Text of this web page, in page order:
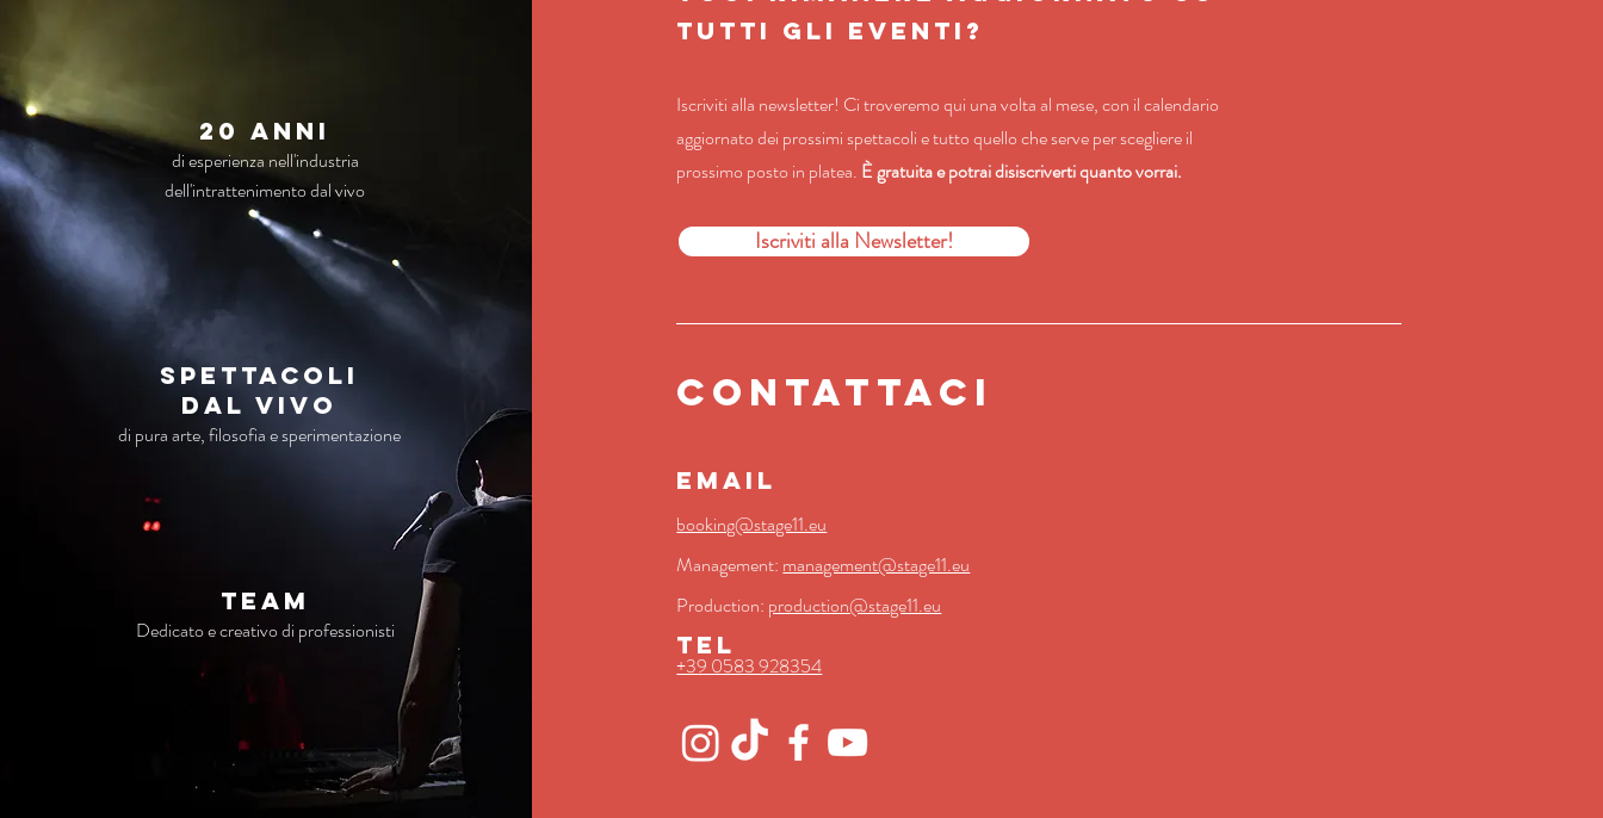
20 anni
di esperienza nell'industria
dell'intrattenimento dal vivo
Spettacoli
dal vivo
di pura arte, filosofia e sperimentazione
TEAM
Dedicato e creativo di professionisti
TUTTI GLI EVENTI?
Iscriviti alla newsletter! Ci troveremo qui una volta al mese, con il calendario
aggiornato dei prossimi spettacoli e tutto quello che serve per scegliere il
prossimo posto in platea. È gratuita e potrai disiscriverti quanto vorrai.
Iscriviti alla Newsletter!
contattaci
EMAIL
booking@stage11.eu
Management: management@stage11.eu
Production: production@stage11.eu
TEL
+39 0583 928354